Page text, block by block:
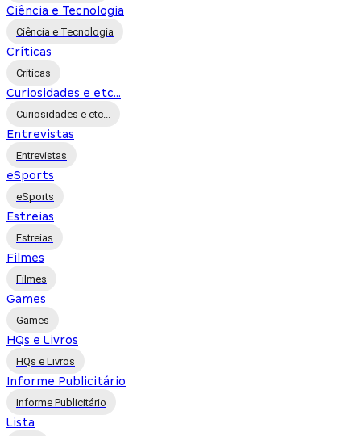
Ciência e Tecnologia
Ciência e Tecnologia
Críticas
Críticas
Curiosidades e etc...
Curiosidades e etc...
Entrevistas
Entrevistas
eSports
eSports
Estreias
Estreias
Filmes
Filmes
Games
Games
HQs e Livros
HQs e Livros
Informe Publicitário
Informe Publicitário
Lista